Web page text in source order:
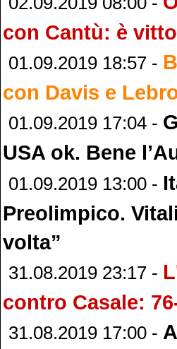
con Cantù: è
01.09.2019 18:57 -
con Davis e
01.09.2019 17:04 -
USA ok. Bene
01.09.2019 13:00 -
Preolimpico.
volta”
31.08.2019 23:17 -
contro Casale:
31.08.2019 17:00 -